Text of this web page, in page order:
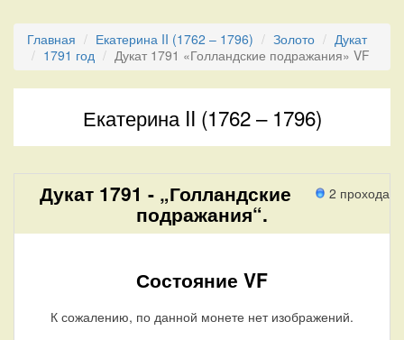
Главная Екатерина II (1762 – 1796) Золото
Дукат
1791 год
Дукат 1791 «Голландские подражания» VF
Екатерина II (1762 – 1796)
2 прохода
Дукат 1791 - „Голландские
подражания“.
Состояние VF
К сожалению, по данной монете нет изображений.